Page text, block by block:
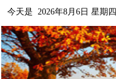
今天是 2026年8月6日 星期四